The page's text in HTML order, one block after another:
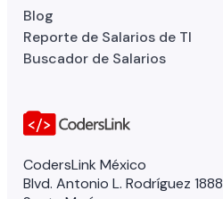
CodersLink México
Blvd. Antonio L. Rodríguez 1888
Blog
Reporte de Salarios de TI
Buscador de Salarios